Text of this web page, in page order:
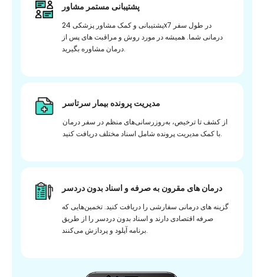
پشتیبانی مستمر مشاور
پشتیبانی و کمک مشاور پزشکی 24x7 در طول سفر
درمانی شما. همیشه در مورد روش و مراقبت های پس از
درمان مشاوره بگیرید.
مدیریت پرونده بیمار سرتاسر
از کشف تا ترخیص، به‌روزرسانی‌های منظم در سفر درمان
با کمک مدیریت پرونده شامل اسناد مختلف دریافت کنید.
درمان های مقرون به صرفه و اسناد بدون دردسر
گزینه های درمانی سفارشی را دریافت کنید. تخمین‌هایی که
صرفه اقتصادی دارند و اسناد بدون دردسر را از طریق
برنامه آپلود و پردازش می‌کنند.